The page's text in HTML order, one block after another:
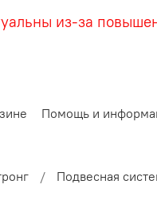
из-за
Помощь и
Подвесная